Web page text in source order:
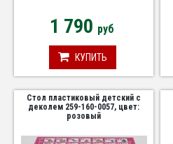
1 790 руб
КУПИТЬ
Стол пластиковый детский с
деколем 259-160-0057, цвет:
розовый